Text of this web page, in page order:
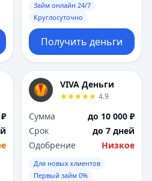
Займ онлайн 24/7
Круглосуточно
Получить деньги
VIVA Деньги
4.9
Сумма
до 10 000 ₽
Срок
до 7 дней
Одобрение
Низкое
Для новых клиентов
Первый займ 0%